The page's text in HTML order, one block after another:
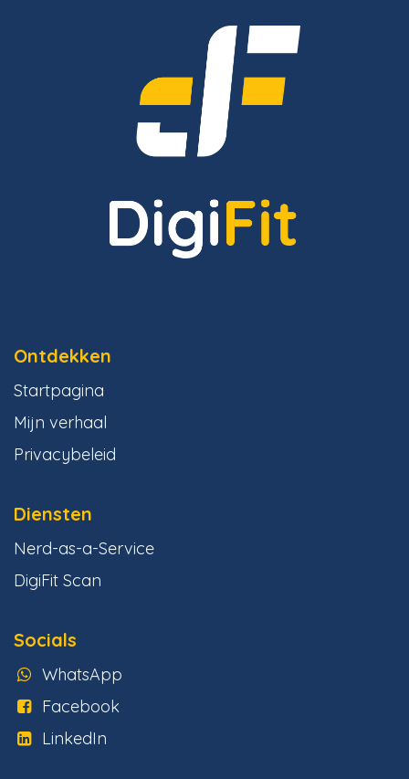
Ontdekken
Startpagina
Mijn verhaal
Privacybeleid
Diensten
Nerd-as-a-Service
DigiFit Scan
Socials
WhatsApp
Facebook
LinkedIn